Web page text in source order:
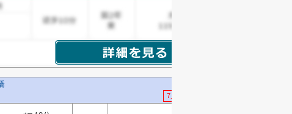
7月2日 値下げ